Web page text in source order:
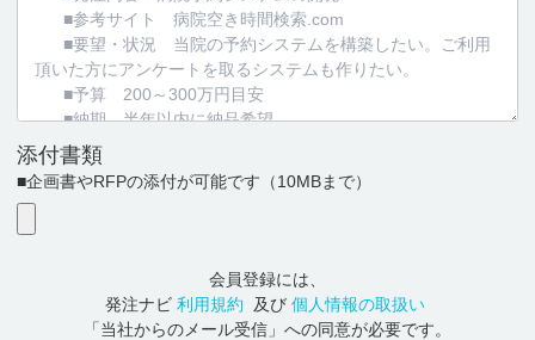
添付書類
■企画書やRFPの添付が可能です （10MBまで）
会員登録には、
発注ナビ 利用規約 及び 個人情報の取扱い
「当社からのメール受信」への同意が必要です。